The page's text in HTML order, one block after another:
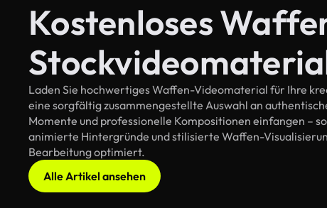
Kostenloses
Laden Sie hochwertiges Waffen-Videomaterial für Ihre
eine sorgfältig zusammengestellte Auswahl an
Momente und professionelle Kompositionen einfangen –
animierte Hintergründe und stilisierte Waffen-
Bearbeitung optimiert.
Alle Artikel ansehen